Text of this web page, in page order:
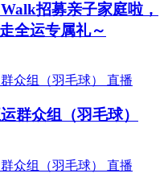
招募亲子家庭啦，
全运专属礼～
直播
群众组（羽毛球）
直播